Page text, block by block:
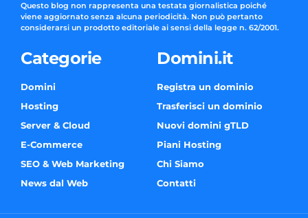
Questo blog non rappresenta una testata giornalistica poiché
viene aggiornato senza alcuna periodicità. Non può pertanto
considerarsi un prodotto editoriale ai sensi della legge n. 62/2001.
Categorie
Domini
Hosting
Server & Cloud
E-Commerce
SEO & Web Marketing
News dal Web
Domini.it
Registra un dominio
Trasferisci un dominio
Nuovi domini gTLD
Piani Hosting
Chi Siamo
Contatti